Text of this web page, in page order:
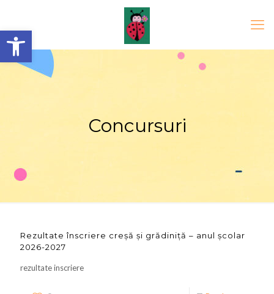
Open toolbar
Concursuri
Rezultate înscriere creșă și grădiniță – anul școlar
2026-2027
rezultate inscriere